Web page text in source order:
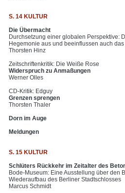
S. 14 KULTUR
Die Übermacht
Durchsetzung einer globalen Perspektive:
Hegemonie aus und beeinflussen auch
Thorsten Hinz
Zeitschriftenkritik: Die Weiße Rose
Widerspruch zu Anmaßungen
Werner Olles
CD-Kritik: Edguy
Grenzen sprengen
Thorsten Thaler
Dorn im Auge
Meldungen
S. 15 KULTUR
Schlüters Rückkehr im Zeitalter des
Bode-Museum: Eine Ausstellung über den
Wiederaufbau des Berliner Stadtschlosses
Marcus Schmidt